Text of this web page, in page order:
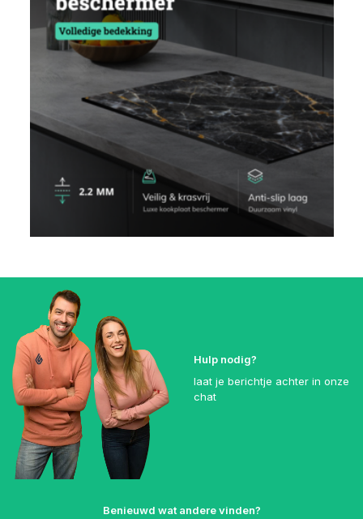
Hulp nodig?
laat je berichtje achter in onze
chat
Benieuwd wat andere vinden?